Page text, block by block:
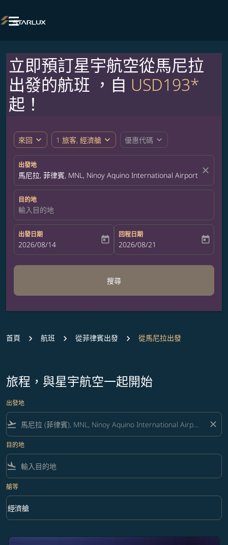

立即預訂星宇航空從馬尼拉
出發的航班 ，自 USD193*
起！
來回 expand_more 1 旅客, 經濟艙 expand_more 優惠代碼 expand_more
出發地
馬尼拉, 菲律賓, MNL, Ninoy Aquino International Airport close
目的地
輸入目的地
出發日期
fc-booking-departure-date-aria-label
2026/08/14 today
回程日期
fc-booking-return-date-aria-label
2026/08/21 today
搜尋
首頁 航班 從菲律賓出發 從馬尼拉出發
旅程，與星宇航空一起開始
出發地
flight_takeoff close
目的地
flight_land
艙等
艙等 option 經濟艙 Selected
經濟艙
keyboard_arrow_down